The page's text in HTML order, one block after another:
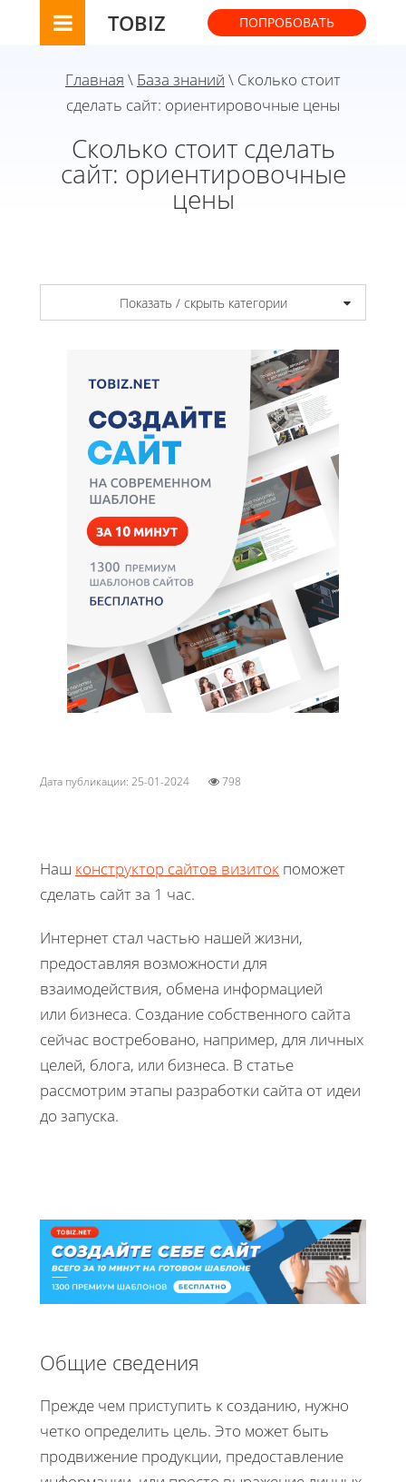
TOBIZ ПОПРОБОВАТЬ
Главная \ База знаний \ Сколько стоит
сделать сайт: ориентировочные цены
Сколько стоит сделать
сайт: ориентировочные
цены
Показать / скрыть категории
Дата публикации: 25-01-2024 798
Наш конструктор сайтов визиток поможет
сделать сайт за 1 час.
Интернет стал частью нашей жизни,
предоставляя возможности для
взаимодействия, обмена информацией
или бизнеса. Создание собственного сайта
сейчас востребовано, например, для личных
целей, блога, или бизнеса. В статье
рассмотрим этапы разработки сайта от идеи
до запуска.
Общие сведения
Прежде чем приступить к созданию, нужно
четко определить цель. Это может быть
продвижение продукции, предоставление